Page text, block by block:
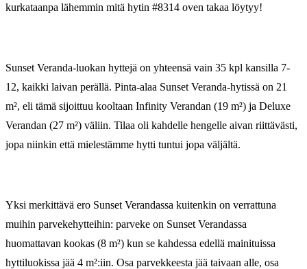
kurkataanpa lähemmin mitä hytin #8314 oven takaa löytyy!
Sunset Veranda-luokan hyttejä on yhteensä vain 35 kpl kansilla 7-
12, kaikki laivan perällä. Pinta-alaa Sunset Veranda-hytissä on 21
m², eli tämä sijoittuu kooltaan Infinity Verandan (19 m²) ja Deluxe
Verandan (27 m²) väliin. Tilaa oli kahdelle hengelle aivan riittävästi,
jopa niinkin että mielestämme hytti tuntui jopa väljältä.
Yksi merkittävä ero Sunset Verandassa kuitenkin on verrattuna
muihin parvekehytteihin: parveke on Sunset Verandassa
huomattavan kookas (8 m²) kun se kahdessa edellä mainituissa
hyttiluokissa jää 4 m²:iin. Osa parvekkeesta jää taivaan alle, osa